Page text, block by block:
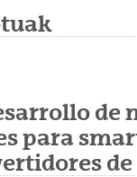
de
para
de